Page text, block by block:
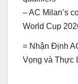
– AC Milan’s
World Cup
= Nhận Định
Vọng và Thực